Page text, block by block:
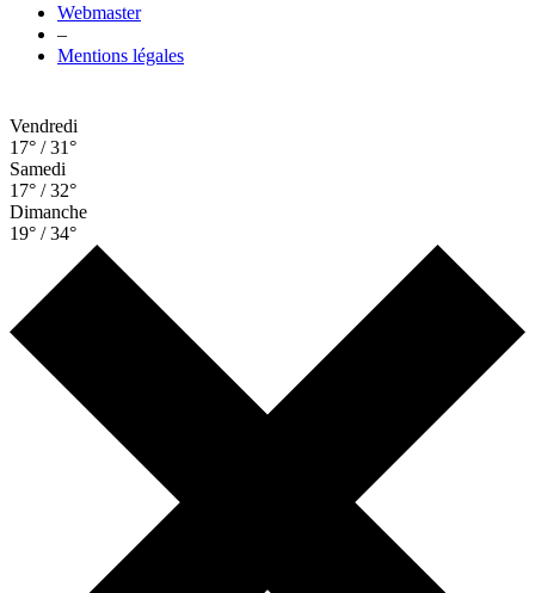
Webmaster
–
Mentions légales
Vendredi
17° / 31°
Samedi
17° / 32°
Dimanche
19° / 34°